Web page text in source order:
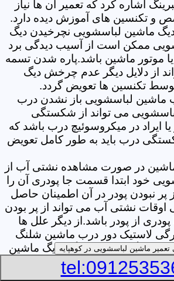
اشاره کرد که تعمیر آن ها نیاز
و تکنسین های آموزش دیده دارد.
ماشین لباسشویی نچرخیدن دیگ
ممکن است از آسیب دیدگی برد
یا موتور ماشین باشد.پاره شدن تسمه
از دلایل دیگر عدم چرخش دیگ
توسط تکنسین ها تعویض گردد.
ماشین لباسشویی باز نشدن درب
می تواند از شکستگی
ایراد در میکروسوئیچ درب باشد که
درب باید به طور کامل تعویض
در صورت مشاهده نشتی آب از
خود ابتدا قسمت جا پودری آن را
پر نبودن پودر در آن اطمینان حاصل
اوقات نشتی آب می تواند از پر بودن
از پودر باشد.از دیگر علل ها
لاستیک دور درب ماشین شلنگ
زیر دیگ و یا شکستگی دیگ ماشین
اشاره کرد.
ها یکی از بیشترین علل های
تعمیر ماشین لباسشویی در کوهپایه